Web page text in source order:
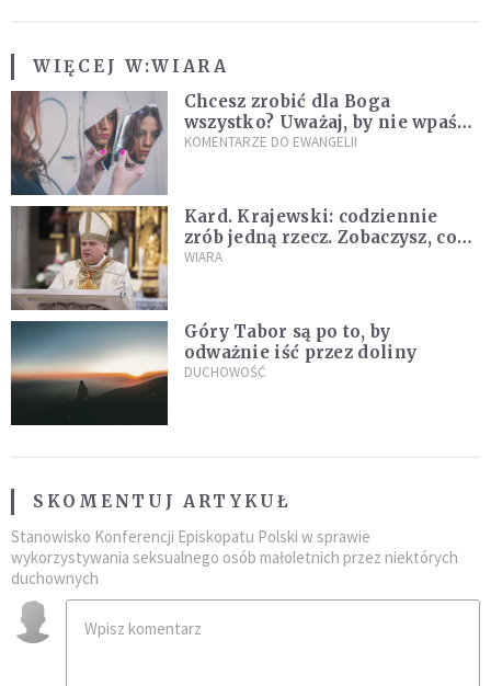
WIĘCEJ W:WIARA
Chcesz zrobić dla Boga
wszystko? Uważaj, by nie wpaść
w groźną pułapkę
KOMENTARZE DO EWANGELII
Kard. Krajewski: codziennie
zrób jedną rzecz. Zobaczysz, co
stanie się z twoim życiem
WIARA
Góry Tabor są po to, by
odważnie iść przez doliny
DUCHOWOŚĆ
SKOMENTUJ ARTYKUŁ
Stanowisko Konferencji Episkopatu Polski w sprawie
wykorzystywania seksualnego osób małoletnich przez niektórych
duchownych